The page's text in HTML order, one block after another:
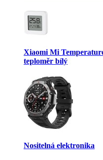
Xiaomi Mi
teploměr bílý
Nositelná elektronika